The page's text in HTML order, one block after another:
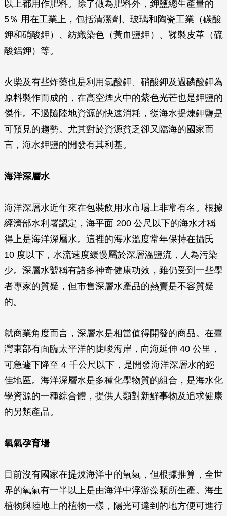
以上都用作肥料。除了做為肥料外，鉀鹽總生產量的
5％ 用在工業上，包括清潔劑、玻璃和陶瓷工業（碳酸
鉀和硝酸鉀）、紡織染色（黃血鹽鉀）、鞣製皮革（硫
酸鋁鉀）等。
火柴及有些炸藥也是利用氯酸鉀、硝酸鉀及過磷酸鉀為
原料製作而成的，在高空煙火中的紫色光芒也是鉀鹽的
傑作。不過隨陸地資源的快速消耗，從海水提煉鉀鹽是
可預見的趨勢。尤其對於資源貧乏卻又臨海的國家而
言，海水鉀鹽的開發有其利基。
海洋深層水
海洋深層水近年來在包裝飲用水市場上非常有名。根據
經濟部水利署認定，海平面 200 公尺以下的海水才稱
得上是海洋深層水。這裡的海水溫度常年保持在攝氏
10 度以下，水流速度緩慢屬於深層溫鹽流，人為污染
少。深層水號稱有諸多神奇健康功效，雖仍受到一些學
者專家的質疑，但市售深層水產品的熱賣是不容質疑
的。
就商業角度而言，深層水是相當值得開發的商品。在臺
灣東部有面臨太平洋的陡峻海岸，向海延伸 40 公里，
可急遽下降至 4 千公尺以下，是開發海洋深層水的絕
佳地區。海洋深層水是多種化學物質的組合，是海水化
學資源的一種綜合體，提供人類對新鮮事物及追求健康
的另類產品。
氧氣孕育場
目前沒有國家在提煉海洋中的氧氣，但根據推算，全世
界的氧氣有一半以上是由海洋中浮游藻類所生產。海生
植物與陸地上的植物一樣，陽光可達到的地方便可進行